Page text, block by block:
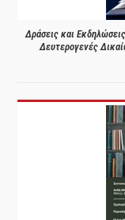
Δράσεις και
Δευτερογενές